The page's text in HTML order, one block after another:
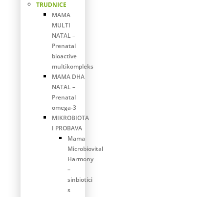
TRUDNICE
MAMA
MULTI
NATAL –
Prenatal
bioactive
multikompleks
MAMA DHA
NATAL –
Prenatal
omega-3
MIKROBIOTA
I PROBAVA
Mama
Microbiovital
Harmony
–
sinbiotici
s